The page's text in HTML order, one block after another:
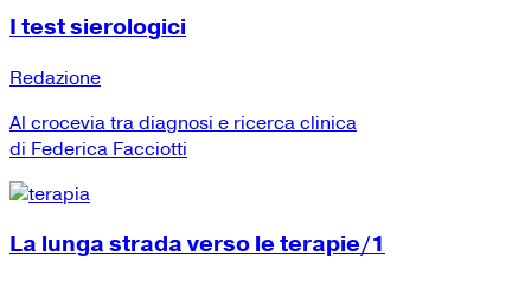
I test sierologici
Redazione
Al crocevia tra diagnosi e ricerca clinica
di Federica Facciotti
La lunga strada verso le terapie/1